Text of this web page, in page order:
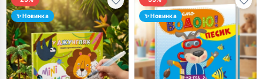
✨ Новинка ✨ Новинка